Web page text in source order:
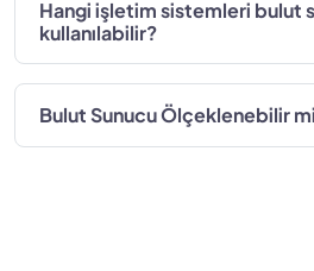
Hangi işletim sistemleri bulut
kullanılabilir?
Bulut Sunucu Ölçeklenebilir